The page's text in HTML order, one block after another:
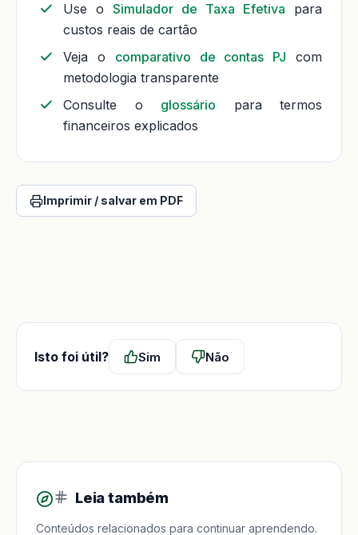
Use o Simulador de Taxa Efetiva para
custos reais de cartão
Veja o comparativo de contas PJ com
metodologia transparente
Consulte o glossário para termos
financeiros explicados
Imprimir / salvar em PDF
Isto foi útil? Sim Não
Leia também
Conteúdos relacionados para continuar aprendendo.